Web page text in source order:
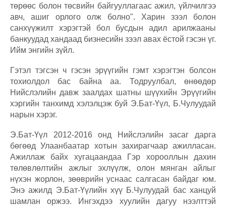
төрөөс болон төсвийн байгууллагаас ажил, үйлчилгээ
авч, ашиг орлого олж болно". Харин зээл болон
санхүүжилт хэрэгтэй бол бусдын адил арилжааны
банкуудад хандаад бизнесийн зээл авах ёстой гэсэн үг.
Ийм энгийн зүйл.
Гэтэл тэгсэн ч гэсэн эрүүгийн гэмт хэрэгтэн болсон
тохиолдол бас байна аа. Тодруулбал, өнөөдөр
Нийслэлийн давж заалдах шатны шүүхийн Эрүүгийн
хэргийн танхимд хэлэлцэж буй Э.Бат-Үүл, Б.Чулуудай
нарын хэрэг.
Э.Бат-Үүл 2012-2016 онд Нийслэлийн засаг дарга
бөгөөд Улаанбаатар хотын захирагчаар ажилласан.
Ажиллаж байх хугацаандаа Гэр хорооллын дахин
төлөвлөлтийн ажлыг эхлүүлж, олон мянган айлыг
нүхэн жорлон, зөөврийн уснаас салгасан байдаг юм.
Энэ ажилд Э.Бат-Үүлийн хүү Б.Чулуудай бас ханцуй
шамлан оржээ. Ингэхдээ хуулийн дагуу нээлттэй